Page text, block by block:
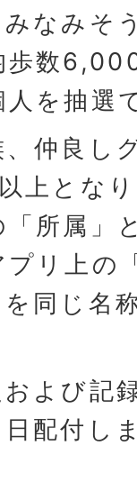
みなみそ
歩数
を抽選
仲良し
上とな
所属」
リ上の
同じ名
よび記
配付し